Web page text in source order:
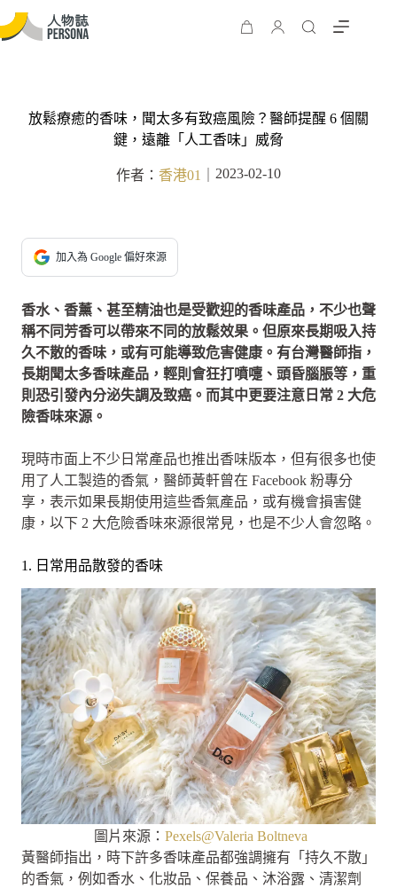
放鬆療癒的香味，聞太多有致癌風險？醫師提醒 6 個關
鍵，遠離「人工香味」威脅
作者： 香港01 2023-02-10
加入為 Google 偏好來源
香水、香薰、甚至精油也是受歡迎的香味產品，不少也聲
稱不同芳香可以帶來不同的放鬆效果。但原來長期吸入持
久不散的香味，或有可能導致危害健康。有台灣醫師指，
長期聞太多香味產品，輕則會狂打噴嚏、頭昏腦脹等，重
則恐引發內分泌失調及致癌。而其中更要注意日常 2 大危
險香味來源。
現時市面上不少日常產品也推出香味版本，但有很多也使
用了人工製造的香氣，醫師黃軒曾在 Facebook 粉專分
享，表示如果長期使用這些香氣產品，或有機會損害健
康，以下 2 大危險香味來源很常見，也是不少人會忽略。
1. 日常用品散發的香味
圖片來源： Pexels@Valeria Boltneva
黃醫師指出，時下許多香味產品都強調擁有「持久不散」
的香氣，例如香水、化妝品、保養品、沐浴露、清潔劑